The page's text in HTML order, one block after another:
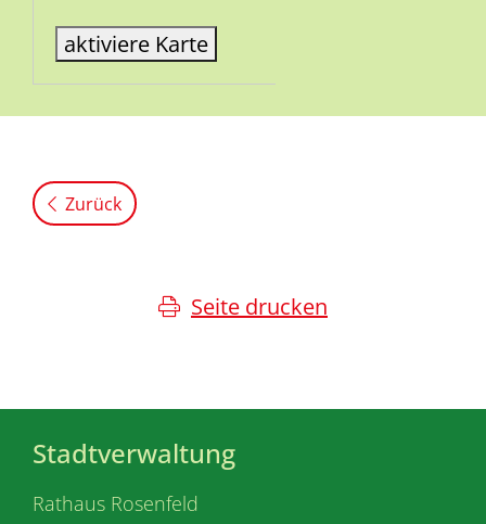
aktiviere Karte
Zurück
Seite drucken
Stadtverwaltung
Rathaus Rosenfeld